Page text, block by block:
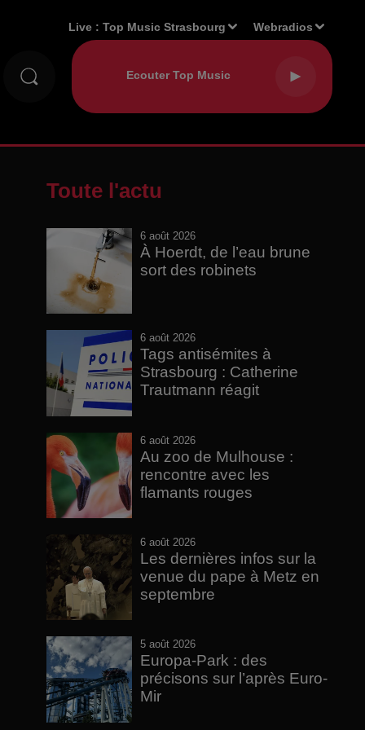
Live :Top Music Strasbourg Webradios
Toute l'actu
6 août 2026
À Hoerdt, de l’eau brune
sort des robinets
6 août 2026
Tags antisémites à
Strasbourg : Catherine
Trautmann réagit
6 août 2026
Au zoo de Mulhouse :
rencontre avec les
flamants rouges
6 août 2026
Les dernières infos sur la
venue du pape à Metz en
septembre
5 août 2026
Europa-Park : des
précisons sur l’après Euro-
Mir